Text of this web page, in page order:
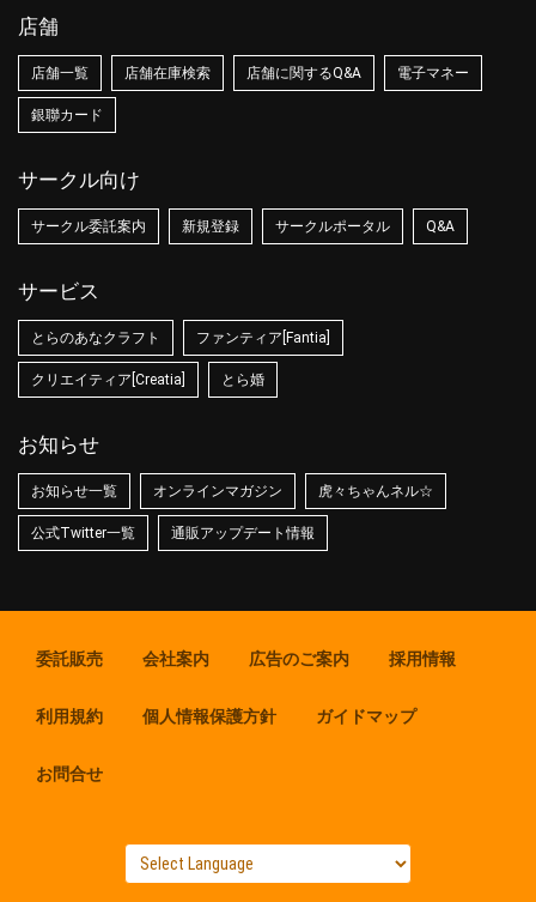
店舗
店舗一覧 店舗在庫検索 店舗に関するQ&A 電子マネー
銀聯カード
サークル向け
サークル委託案内 新規登録 サークルポータル Q&A
サービス
とらのあなクラフト ファンティア[Fantia]
クリエイティア[Creatia] とら婚
お知らせ
お知らせ一覧 オンラインマガジン 虎々ちゃんネル☆
公式Twitter一覧 通販アップデート情報
委託販売 会社案内 広告のご案内 採用情報
利用規約 個人情報保護方針 ガイドマップ
お問合せ